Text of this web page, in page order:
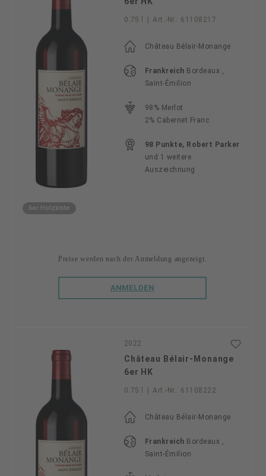
0.75 l Art.-Nr.: 61108217
Château Bélair-Monange
Frankreich Bordeaux ,
Saint-Émilion
98% Merlot
2% Cabernet Franc
98 Punkte, Robert Parker
und 1 weitere
Auszeichnung
6er Holzkiste
Preise werden nach der Anmeldung angezeigt.
ANMELDEN
2022
Château Bélair-Monange
6er HK
0.75 l Art.-Nr.: 61108222
Château Bélair-Monange
Frankreich Bordeaux ,
Saint-Émilion